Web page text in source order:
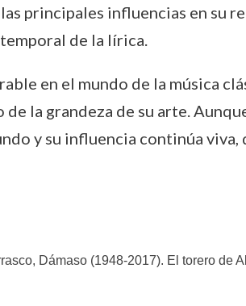
principales influencias en su
de la lírica.
en el mundo de la música
la grandeza de su arte.
y su influencia continúa
Dámaso (1948-2017). El torero de